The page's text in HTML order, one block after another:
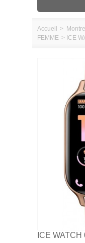
MARQUES
SWISS MADE
Accueil >
FEMME > ICE
ICE WATCH